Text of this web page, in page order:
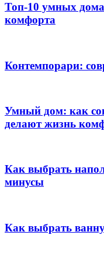
Топ-10 умных
комфорта
Контемпорари:
Умный дом: как
делают жизнь
Как выбрать
минусы
Как выбрать